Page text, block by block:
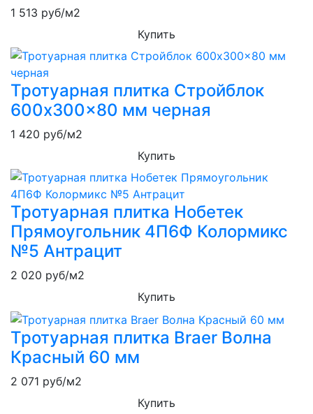
1 513 руб/м2
Купить
Тротуарная плитка Стройблок
600x300x80 мм черная
1 420 руб/м2
Купить
Тротуарная плитка Нобетек
Прямоугольник 4П6Ф Колормикс
№5 Антрацит
2 020 руб/м2
Купить
Тротуарная плитка Braer Волна
Красный 60 мм
2 071 руб/м2
Купить